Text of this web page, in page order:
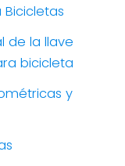
de la llave
bicicleta
y